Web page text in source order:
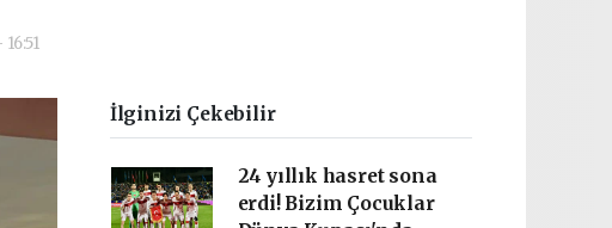
İlginizi Çekebilir
24 yıllık hasret sona
erdi! Bizim Çocuklar